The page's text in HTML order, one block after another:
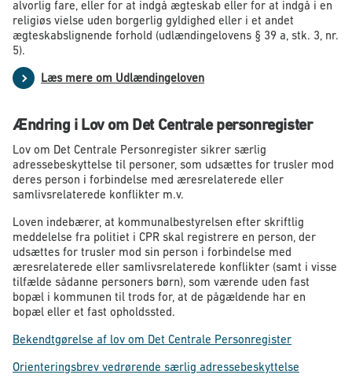
alvorlig fare, eller for at indgå ægteskab eller for at indgå i en
religiøs vielse uden borgerlig gyldighed eller i et andet
ægteskabslignende forhold (udlændingelovens § 39 a, stk. 3, nr.
5).
Læs mere om Udlændingeloven
Ændring i Lov om Det Centrale personregister
Lov om Det Centrale Personregister sikrer særlig
adressebeskyttelse til personer, som udsættes for trusler mod
deres person i forbindelse med æresrelaterede eller
samlivsrelaterede konflikter m.v.
Loven indebærer, at kommunalbestyrelsen efter skriftlig
meddelelse fra politiet i CPR skal registrere en person, der
udsættes for trusler mod sin person i forbindelse med
æresrelaterede eller samlivsrelaterede konflikter (samt i visse
tilfælde sådanne personers børn), som værende uden fast
bopæl i kommunen til trods for, at de pågældende har en
bopæl eller et fast opholdssted.
Bekendtgørelse af lov om Det Centrale Personregister
Orienteringsbrev vedrørende særlig adressebeskyttelse